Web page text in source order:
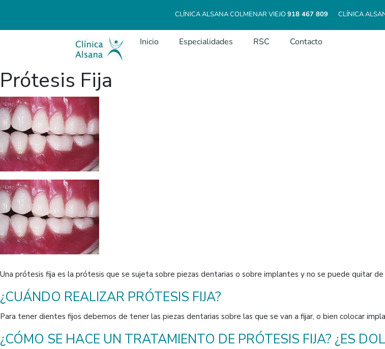
CLÍNICA ALSANA COLMENAR VIEJO918 467 809 CLÍNICA
Inicio Especialidades RSC Contacto
Prótesis Fija
Una prótesis fija es la prótesis que se sujeta sobre piezas dentarias o sobre implantes y no se puede quitar de
¿CUÁNDO REALIZAR PRÓTESIS FIJA?
Para tener dientes fijos debemos de tener las piezas dentarias sobre las que se van a fijar, o bien colocar
¿CÓMO SE HACE UN TRATAMIENTO DE PRÓTESIS FIJA? ¿ES